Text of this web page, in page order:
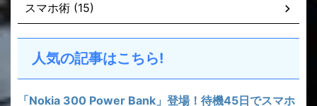
スマホ術 (15)
人気の記事はこちら!
「Nokia 300 Power Bank」登場！待機45日でスマホ